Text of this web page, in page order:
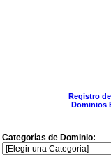
Registro
Dominios
Categorías de Dominio: